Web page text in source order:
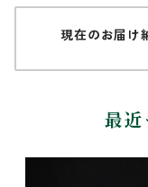
現在のお届け
最近